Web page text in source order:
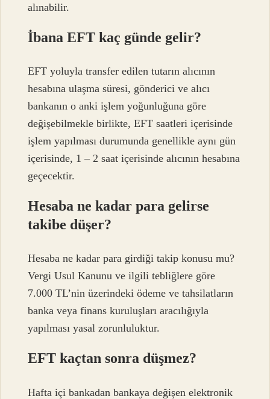
alınabilir.
İbana EFT kaç günde gelir?
EFT yoluyla transfer edilen tutarın alıcının
hesabına ulaşma süresi, gönderici ve alıcı
bankanın o anki işlem yoğunluğuna göre
değişebilmekle birlikte, EFT saatleri içerisinde
işlem yapılması durumunda genellikle aynı gün
içerisinde, 1 – 2 saat içerisinde alıcının hesabına
geçecektir.
Hesaba ne kadar para gelirse
takibe düşer?
Hesaba ne kadar para girdiği takip konusu mu?
Vergi Usul Kanunu ve ilgili tebliğlere göre
7.000 TL’nin üzerindeki ödeme ve tahsilatların
banka veya finans kuruluşları aracılığıyla
yapılması yasal zorunluluktur.
EFT kaçtan sonra düşmez?
Hafta içi bankadan bankaya değişen elektronik